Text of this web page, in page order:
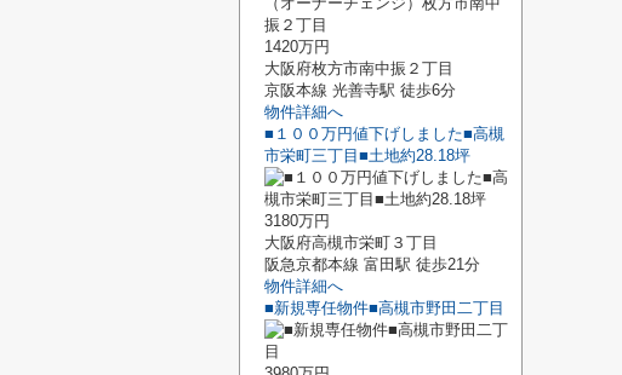
1420万円
大阪府枚方市南中振２丁目
京阪本線 光善寺駅 徒歩6分
物件詳細へ
■１００万円値下げしました■高槻
市栄町三丁目■土地約28.18坪
3180万円
大阪府高槻市栄町３丁目
阪急京都本線 富田駅 徒歩21分
物件詳細へ
■新規専任物件■高槻市野田二丁目